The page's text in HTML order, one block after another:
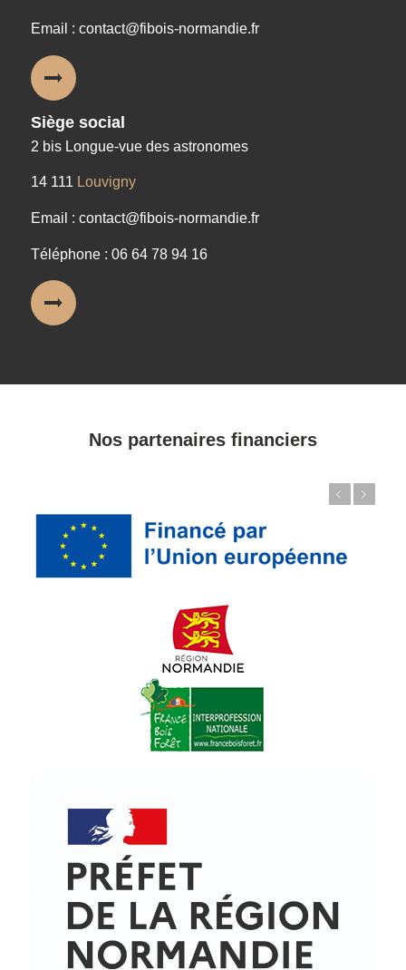
Email : contact@fibois-normandie.fr
Siège social
2 bis Longue-vue des astronomes
14 111 Louvigny
Email : contact@fibois-normandie.fr
Téléphone : 06 64 78 94 16
Nos partenaires financiers